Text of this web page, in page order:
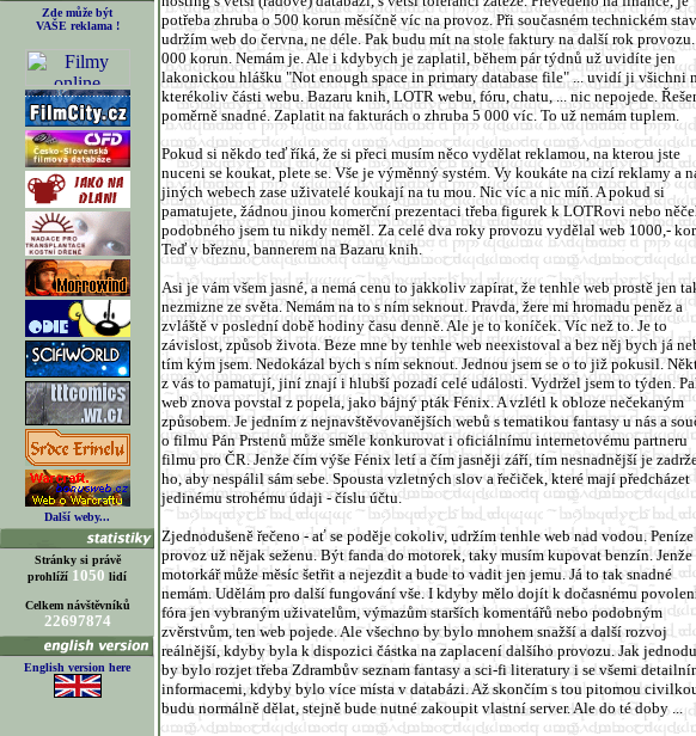
Zde může být
VAŠE reklama !
Další weby...
Stránky si právě
prohlíží 1050 lidí
Celkem návštěvníků
22697874
English version here
potřeba zhruba o 500 korun měsíčně víc na provoz. Při současném technickém
udržím web do června, ne déle. Pak budu mít na stole faktury na další rok
000 korun. Nemám je. Ale i kdybych je zaplatil, během pár týdnů už uvidíte jen
lakonickou hlášku "Not enough space in primary database file" ... uvidí ji všichni
kterékoliv části webu. Bazaru knih, LOTR webu, fóru, chatu, ... nic nepojede.
poměrně snadné. Zaplatit na fakturách o zhruba 5 000 víc. To už nemám tuplem.
Pokud si někdo teď říká, že si přeci musím něco vydělat reklamou, na kterou jste
nuceni se koukat, plete se. Vše je výměnný systém. Vy koukáte na cizí reklamy a
jiných webech zase uživatelé koukají na tu mou. Nic víc a nic míň. A pokud si
pamatujete, žádnou jinou komerční prezentaci třeba figurek k LOTRovi nebo
podobného jsem tu nikdy neměl. Za celé dva roky provozu vydělal web 1000,-
Teď v březnu, bannerem na Bazaru knih.
Asi je vám všem jasné, a nemá cenu to jakkoliv zapírat, že tenhle web prostě jen
nezmizne ze světa. Nemám na to s ním seknout. Pravda, žere mi hromadu peněz a
zvláště v poslední době hodiny času denně. Ale je to koníček. Víc než to. Je to
závislost, způsob života. Beze mne by tenhle web neexistoval a bez něj bych já
tím kým jsem. Nedokázal bych s ním seknout. Jednou jsem se o to již pokusil.
z vás to pamatují, jiní znají i hlubší pozadí celé události. Vydržel jsem to týden.
web znova povstal z popela, jako bájný pták Fénix. A vzlétl k obloze nečekaným
způsobem. Je jedním z nejnavštěvovanějších webů s tematikou fantasy u nás a
o filmu Pán Prstenů může směle konkurovat i oficiálnímu internetovému partneru
filmu pro ČR. Jenže čím výše Fénix letí a čím jasněji září, tím nesnadnější je
ho, aby nespálil sám sebe. Spousta vzletných slov a řečiček, které mají předcházet
jedinému strohému údaji - číslu účtu.
Zjednodušeně řečeno - ať se poděje cokoliv, udržím tenhle web nad vodou. Peníze
provoz už nějak seženu. Být fanda do motorek, taky musím kupovat benzín. Jenže
motorkář může měsíc šetřit a nejezdit a bude to vadit jen jemu. Já to tak snadné
nemám. Udělám pro další fungování vše. I kdyby mělo dojít k dočasnému
fóra jen vybraným uživatelům, výmazům starších komentářů nebo podobným
zvěrstvům, ten web pojede. Ale všechno by bylo mnohem snažší a další rozvoj
reálnější, kdyby byla k dispozici částka na zaplacení dalšího provozu. Jak
by bylo rozjet třeba Zdrambův seznam fantasy a sci-fi literatury i se všemi
informacemi, kdyby bylo více místa v databázi. Až skončím s tou pitomou
budu normálně dělat, stejně bude nutné zakoupit vlastní server. Ale do té doby ...